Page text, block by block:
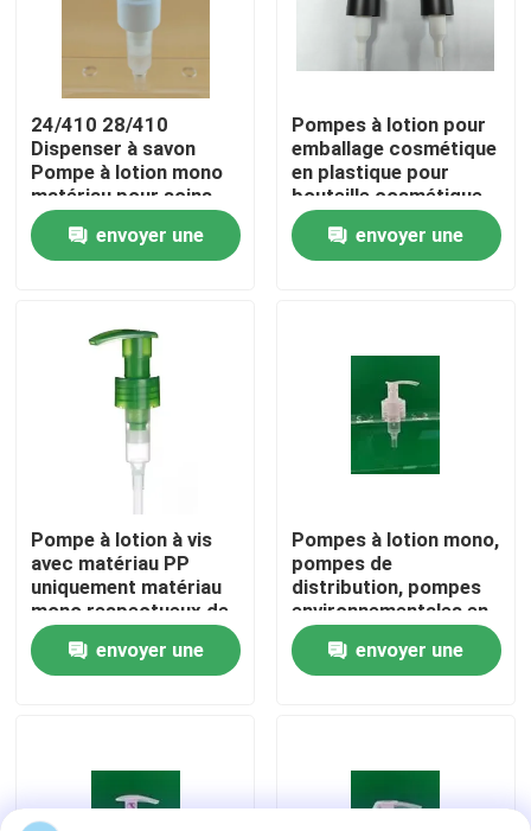
À la maison
Produits
Visite de l'usine
Contrôle de qualité
Nous contacter
Nouvelles
Les affaires
Pulvérisateur de pompe de déclencheur
24/410 28/410
Dispenser à savon
Pompe à lotion mono
matériau pour soins
personnels
envoyer une
Pompes à lotion pour
emballage cosmétique
en plastique pour
bouteille cosmétique
envoyer une
Pompe à lotion à vis
avec matériau PP
uniquement matériau
mono respectueux de
l'environnement
envoyer une
Pompes à lotion mono,
pompes de
distribution, pompes
environnementales en
plastique tout en PP,
pompes à bouteilles à
ressort
envoyer une